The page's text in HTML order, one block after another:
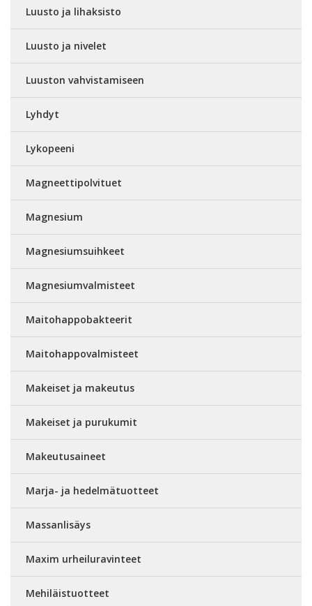
Luusto ja lihaksisto
Luusto ja nivelet
Luuston vahvistamiseen
Lyhdyt
Lykopeeni
Magneettipolvituet
Magnesium
Magnesiumsuihkeet
Magnesiumvalmisteet
Maitohappobakteerit
Maitohappovalmisteet
Makeiset ja makeutus
Makeiset ja purukumit
Makeutusaineet
Marja- ja hedelmätuotteet
Massanlisäys
Maxim urheiluravinteet
Mehiläistuotteet